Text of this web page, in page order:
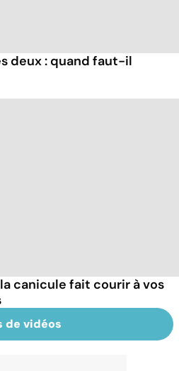
deux : quand faut-il
canicule fait courir à vos
de vidéos